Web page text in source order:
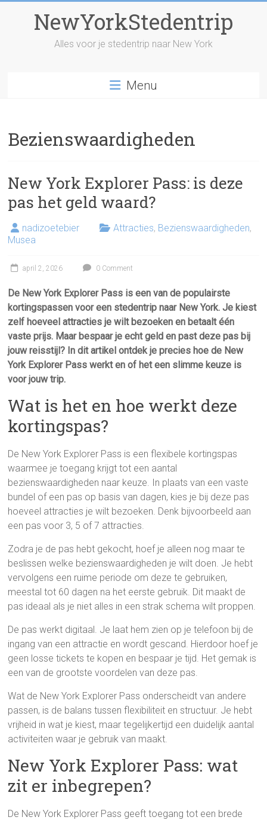
NewYorkStedentrip
Alles voor je stedentrip naar New York
Menu
Bezienswaardigheden
New York Explorer Pass: is deze
pas het geld waard?
nadizoetebier Attracties, Bezienswaardigheden,
Musea
april 2, 2026 0 Comment
De New York Explorer Pass is een van de populairste
kortingspassen voor een stedentrip naar New York. Je kiest
zelf hoeveel attracties je wilt bezoeken en betaalt één
vaste prijs. Maar bespaar je echt geld en past deze pas bij
jouw reisstijl? In dit artikel ontdek je precies hoe de New
York Explorer Pass werkt en of het een slimme keuze is
voor jouw trip.
Wat is het en hoe werkt deze
kortingspas?
De New York Explorer Pass is een flexibele kortingspas
waarmee je toegang krijgt tot een aantal
bezienswaardigheden naar keuze. In plaats van een vaste
bundel of een pas op basis van dagen, kies je bij deze pas
hoeveel attracties je wilt bezoeken. Denk bijvoorbeeld aan
een pas voor 3, 5 of 7 attracties.
Zodra je de pas hebt gekocht, hoef je alleen nog maar te
beslissen welke bezienswaardigheden je wilt doen. Je hebt
vervolgens een ruime periode om deze te gebruiken,
meestal tot 60 dagen na het eerste gebruik. Dit maakt de
pas ideaal als je niet alles in een strak schema wilt proppen.
De pas werkt digitaal. Je laat hem zien op je telefoon bij de
ingang van een attractie en wordt gescand. Hierdoor hoef je
geen losse tickets te kopen en bespaar je tijd. Het gemak is
een van de grootste voordelen van deze pas.
Wat de New York Explorer Pass onderscheidt van andere
passen, is de balans tussen flexibiliteit en structuur. Je hebt
vrijheid in wat je kiest, maar tegelijkertijd een duidelijk aantal
activiteiten waar je gebruik van maakt.
New York Explorer Pass: wat
zit er inbegrepen?
De New York Explorer Pass geeft toegang tot een brede